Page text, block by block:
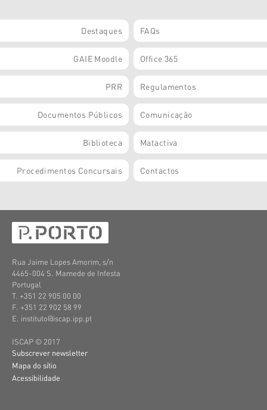
Destaques FAQs
GAIE Moodle Office 365
PRR Regulamentos
Documentos Públicos Comunicação
Biblioteca Matactiva
Procedimentos Concursais Contactos
Rua Jaime Lopes Amorim, s/n
4465-004 S. Mamede de Infesta
Portugal
T. +351 22 905 00 00
F. +351 22 902 58 99
E. instituto@iscap.ipp.pt
ISCAP © 2017
Subscrever newsletter
Mapa do sítio
Acessibilidade